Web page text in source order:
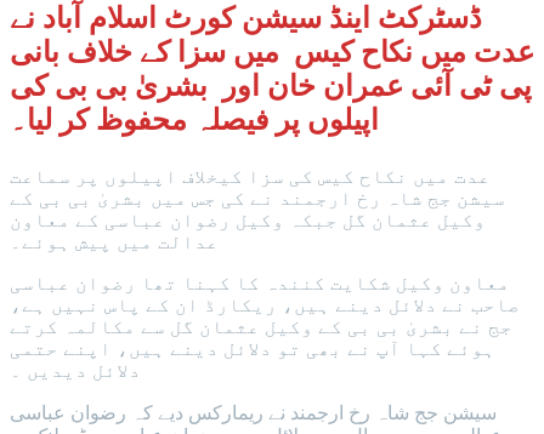
ڈسٹرکٹ اینڈ سیشن کورٹ اسلام آباد نے
عدت میں نکاح کیس میں سزا کے خلاف بانی
پی ٹی آئی عمران خان اور بشریٰ بی بی کی
اپیلوں پر فیصلہ محفوظ کر لیا۔
عدت میں نکاح کیس کی سزا کیخلاف اپیلوں پر سماعت
سیشن جج شاہ رخ ارجمند نے کی جس میں بشریٰ بی بی کے
وکیل عثمان گل جبکہ وکیل رضوان عباسی کے معاون
عدالت میں پیش ہوئے۔
معاون وکیل شکایت کنندہ کا کہنا تھا رضوان عباسی
صاحب نے دلائل دینے ہیں، ریکارڈ ان کے پاس نہیں ہے،
جج نے بشریٰ بی بی کے وکیل عثمان گل سے مکالمہ کرتے
ہوئے کہا آپ نے بھی تو دلائل دینے ہیں، اپنے حتمی
دلائل دیدیں ۔
سیشن جج شاہ رخ ارجمند نے ریمارکس دیے کہ رضوان عباسی